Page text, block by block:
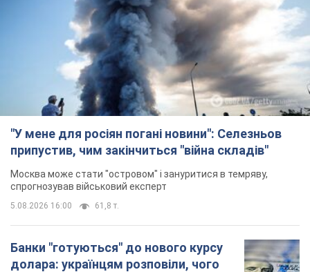
"У мене для росіян погані новини": Селезньов
припустив, чим закінчиться "війна складів"
Москва може стати "островом" і зануритися в темряву,
спрогнозував військовий експерт
5.08.2026 16:00 61,8 т.
Банки "готуються" до нового курсу
долара: українцям розповіли, чого